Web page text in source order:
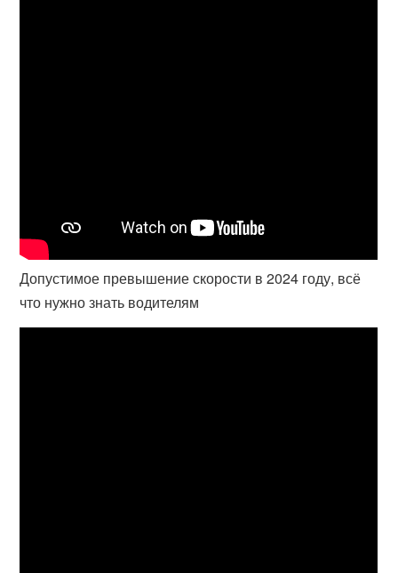
Допустимое превышение скорости в 2024 году, всё
что нужно знать водителям